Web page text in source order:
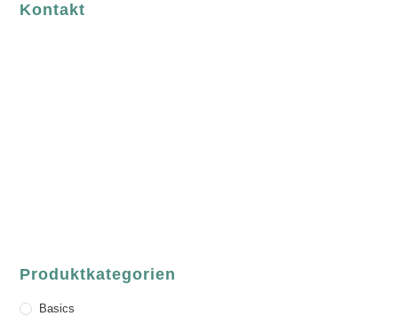
Kontakt
Produktkategorien
Basics